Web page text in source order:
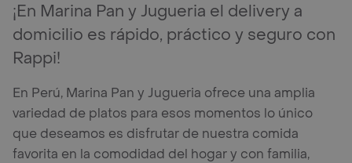
¡En Marina Pan y Jugueria el delivery a
domicilio es rápido, práctico y seguro con
Rappi!
En Perú, Marina Pan y Jugueria ofrece una amplia
variedad de platos para esos momentos lo único
que deseamos es disfrutar de nuestra comida
favorita en la comodidad del hogar y con familia,